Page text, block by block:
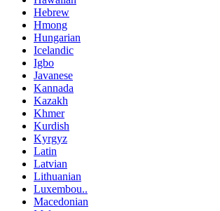
Hebrew
Hmong
Hungarian
Icelandic
Igbo
Javanese
Kannada
Kazakh
Khmer
Kurdish
Kyrgyz
Latin
Latvian
Lithuanian
Luxembou..
Macedonian